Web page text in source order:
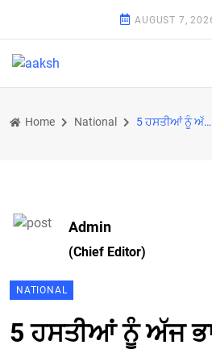
AUGUST 7,
Home National 5 ਹਸਤੀਆਂ ਨੂੰ ਅੱਜ ਭਾਰਤ ਰਤਨ ਨਾਲ ਕੀਤਾ ਜਾਵੇਗਾ ਸਨਮਾਨਿਤ, ਰਾਸ਼ਟਰਪਤੀ ਲਾਲ ਕ੍ਰਿਸ਼ਨ ਅਡਵਾਨੀ ਨੂੰ ਸੌਂਪਣਗੇ ਸਨਮਾਨ
Admin
(Chief Editor)
NATIONAL
5 ਹਸਤੀਆਂ ਨੂੰ ਅੱਜ